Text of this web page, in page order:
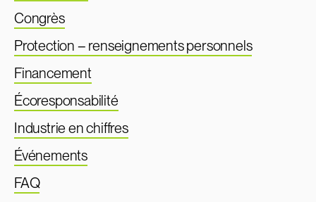
Congrès
Protection – renseignements personnels
Financement
Écoresponsabilité
Industrie en chiffres
Événements
FAQ